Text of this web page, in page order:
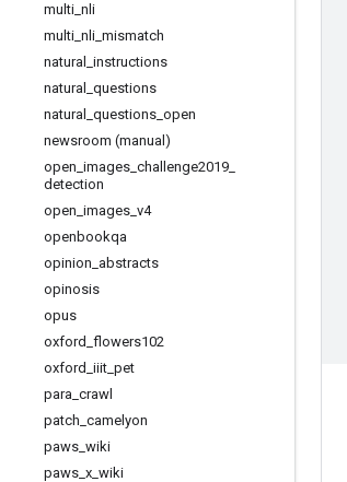
multi nli
multi nli mismatch
natural
instructions
natural
questions
natural
questions open
newsroom (manual)
open images challenge2019
detection
open images v4
openbookqa
opinion abstracts
opinosis
opus
oxford flowers102
oxford iiit pet
para crawl
patch camelyon
paws wiki
paws x wiki